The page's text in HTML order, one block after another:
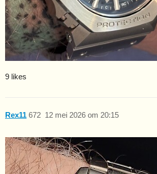
9 likes
Rex11 12 mei 2026 om 20:15
672